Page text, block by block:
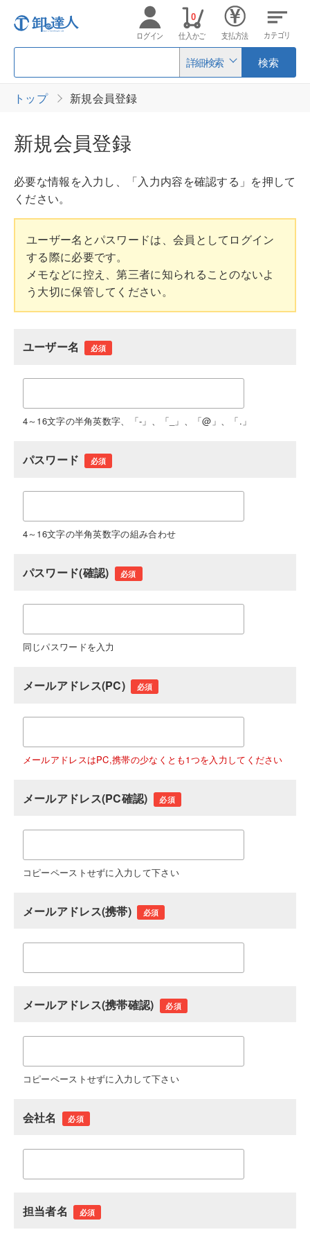
詳細検索 検索
ログイン 仕入かご
0
支払方法 カテゴリ
トップ 新規会員登録
新規会員登録
必要な情報を入力し、「入力内容を確認する」を押して
ください。
ユーザー名とパスワードは、会員としてログイン
する際に必要です。
メモなどに控え、第三者に知られることのないよ
う大切に保管してください。
ユーザー名 必須
4～16文字の半角英数字、「-」、「_」、「@」、「.」
パスワード 必須
4～16文字の半角英数字の組み合わせ
パスワード(確認) 必須
同じパスワードを入力
メールアドレス(PC) 必須
メールアドレスはPC,携帯の少なくとも1つを入力してください
メールアドレス(PC確認) 必須
コピーペーストせずに入力して下さい
メールアドレス(携帯) 必須
メールアドレス(携帯確認) 必須
コピーペーストせずに入力して下さい
会社名 必須
担当者名 必須